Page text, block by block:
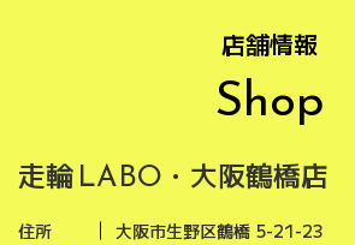
店舗情報
Shop
走輪 LABO ・大阪鶴橋店
住所
大阪市生野区鶴橋 5-21-23